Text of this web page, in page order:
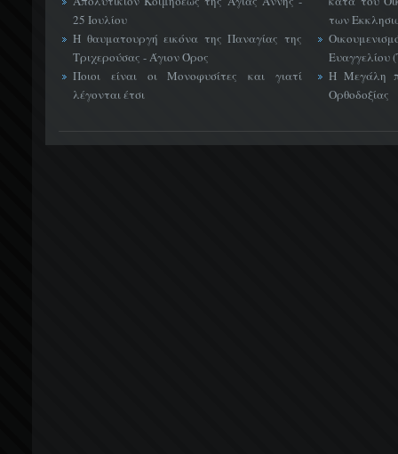
25 Ιουλίου
Η θαυματουργή εικόνα της Παναγίας της
Τριχερούσας - Άγιον Όρος
Ποιοι είναι οι Μονοφυσίτες και γιατί
λέγονται έτσι
των
Ευαγγελίου
Η Μεγάλη
Ορθοδοξίας